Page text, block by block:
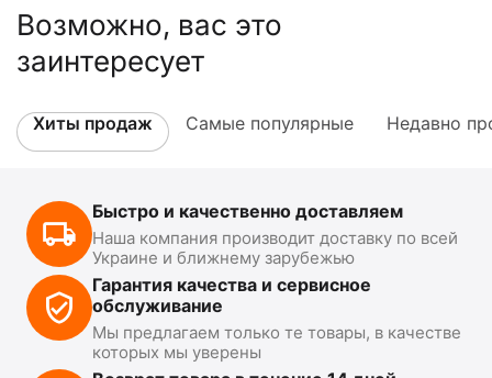
Возможно, вас это
заинтересует
Хиты продаж Самые популярные Недавно
Быстро и качественно доставляем
Наша компания производит доставку по всей
Украине и ближнему зарубежью
Гарантия качества и сервисное
обслуживание
Мы предлагаем только те товары, в качестве
которых мы уверены